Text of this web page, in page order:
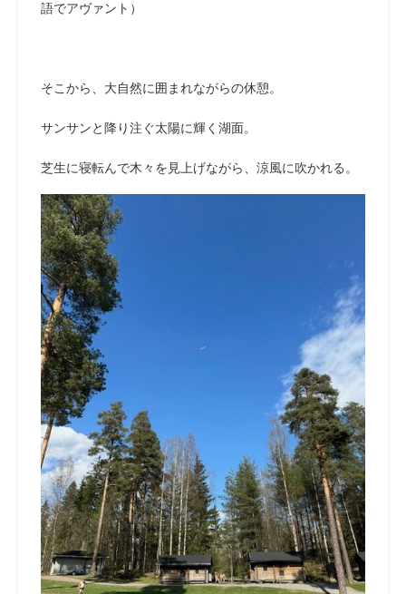
語でアヴァント）
そこから、大自然に囲まれながらの休憩。
サンサンと降り注ぐ太陽に輝く湖面。
芝生に寝転んで木々を見上げながら、涼風に吹かれる。